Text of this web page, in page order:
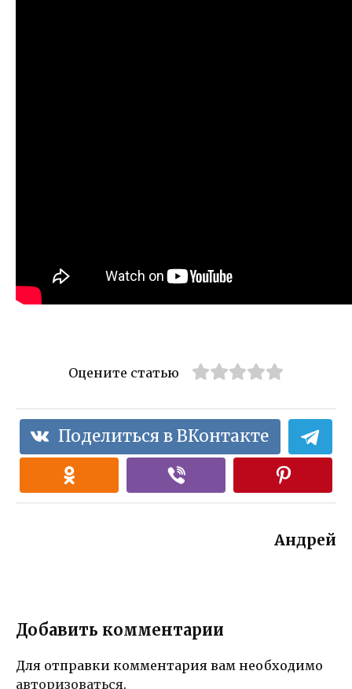
Оцените статью
Поделиться в ВКонтакте
Андрей
Добавить комментарии
Для отправки комментария вам необходимо
авторизоваться.